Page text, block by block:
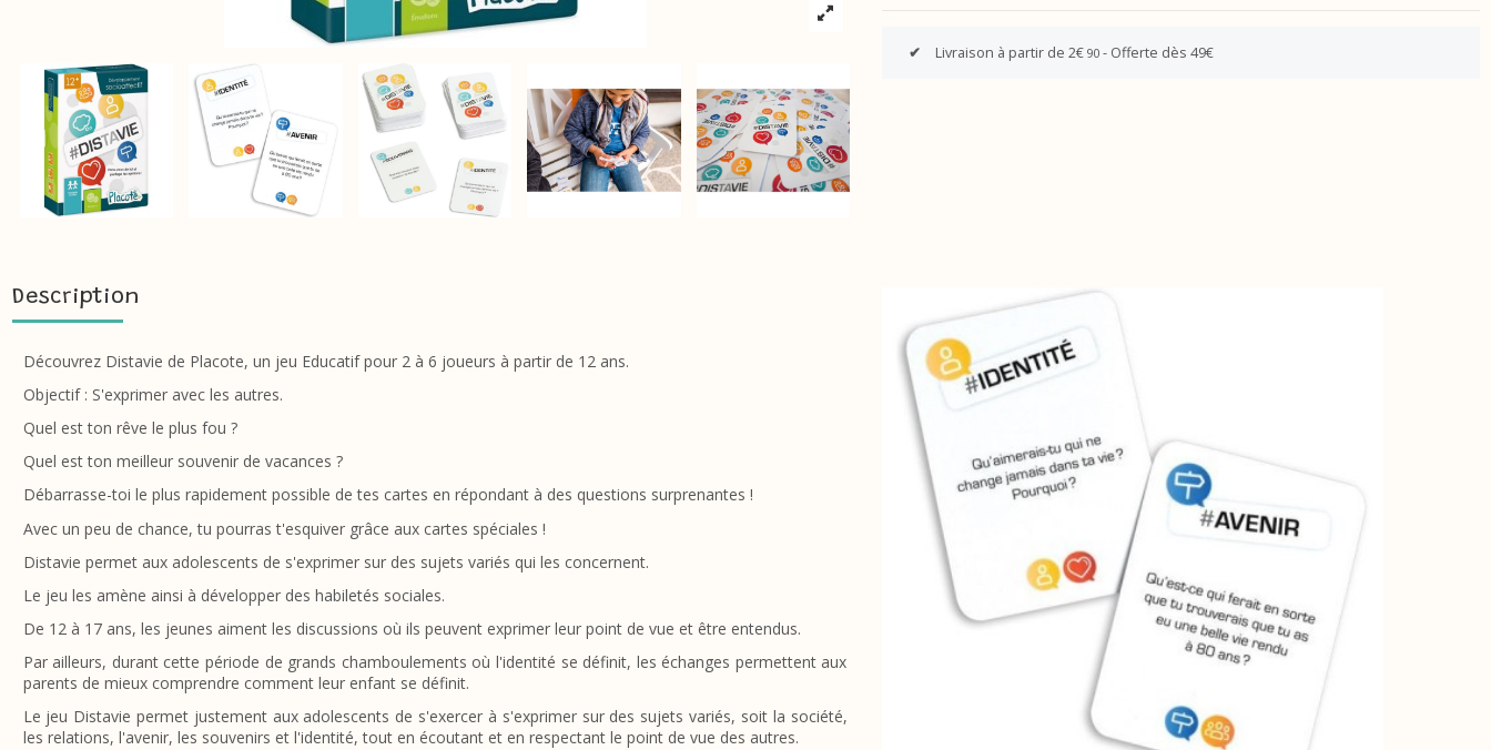
✔ Livraison à partir de 2€ 90- Offerte dès 49€
Description
Découvrez Distavie de Placote, un jeu Educatif pour 2 à 6 joueurs à partir de 12 ans.
Objectif : S'exprimer avec les autres.
Quel est ton rêve le plus fou ?
Quel est ton meilleur souvenir de vacances ?
Débarrasse-toi le plus rapidement possible de tes cartes en répondant à des questions surprenantes !
Avec un peu de chance, tu pourras t'esquiver grâce aux cartes spéciales !
Distavie permet aux adolescents de s'exprimer sur des sujets variés qui les concernent.
Le jeu les amène ainsi à développer des habiletés sociales.
De 12 à 17 ans, les jeunes aiment les discussions où ils peuvent exprimer leur point de vue et être entendus.
Par ailleurs, durant cette période de grands chamboulements où l'identité se définit, les échanges permettent aux
parents de mieux comprendre comment leur enfant se définit.
Le jeu Distavie permet justement aux adolescents de s'exercer à s'exprimer sur des sujets variés, soit la société,
les relations, l'avenir, les souvenirs et l'identité, tout en écoutant et en respectant le point de vue des autres.